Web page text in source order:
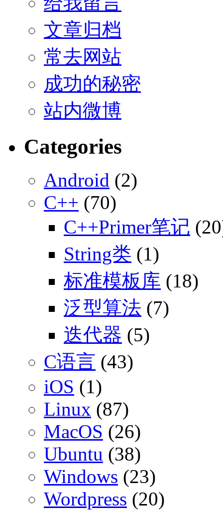
文章归档
常去网站
成功的秘密
站内微博
Categories
Android (2)
C++ (70)
C++Primer笔记
String类 (1)
标准模板库 (18)
泛型算法 (7)
迭代器 (5)
C语言 (43)
iOS (1)
Linux (87)
MacOS (26)
Ubuntu (38)
Windows (23)
Wordpress (20)